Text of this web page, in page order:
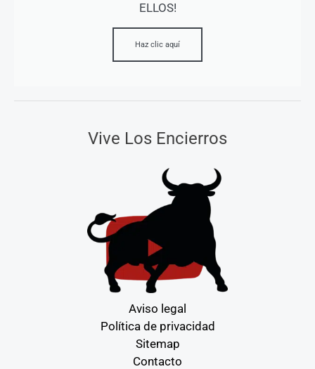
ELLOS!
Haz clic aquí
Vive Los Encierros
Aviso legal
Política de privacidad
Sitemap
Contacto